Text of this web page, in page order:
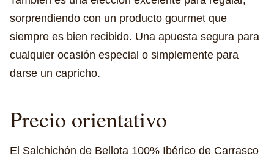
sorprendiendo con un producto gourmet que
siempre es bien recibido. Una apuesta segura para
cualquier ocasión especial o simplemente para
darse un capricho.
Precio orientativo
El Salchichón de Bellota 100% Ibérico de Carrasco